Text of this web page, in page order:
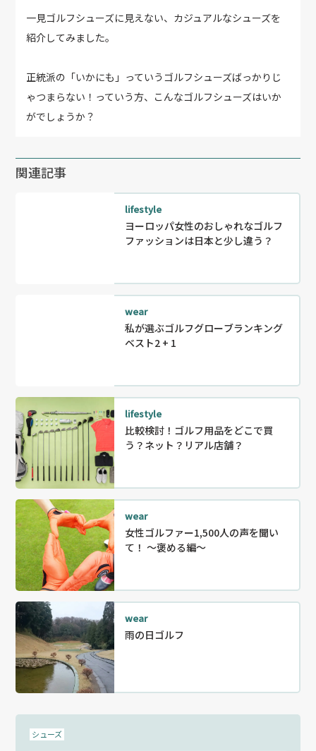
一見ゴルフシューズに見えない、カジュアルなシューズを
紹介してみました。
正統派の「いかにも」っていうゴルフシューズばっかりじ
ゃつまらない！っていう方、こんなゴルフシューズはいか
がでしょうか？
関連記事
lifestyle
ヨーロッパ女性のおしゃれなゴルフ
ファッションは日本と少し違う？
wear
私が選ぶゴルフグローブランキング
ベスト2 + 1
lifestyle
比較検討！ゴルフ用品をどこで買
う？ネット？リアル店舗？
wear
女性ゴルファー1,500人の声を聞い
て！ ～褒める編～
wear
雨の日ゴルフ
シューズ